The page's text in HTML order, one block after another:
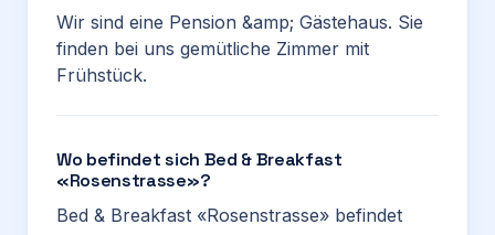
Wir sind eine Pension &amp; Gästehaus. Sie
finden bei uns gemütliche Zimmer mit
Frühstück.
Wo befindet sich Bed & Breakfast
«Rosenstrasse»?
Bed & Breakfast «Rosenstrasse» befindet